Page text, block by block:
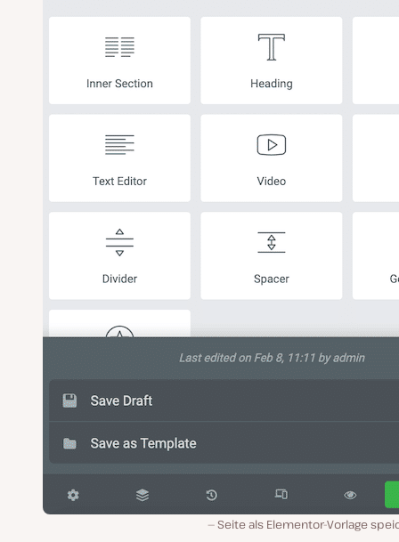
Seite als Elementor-Vorlage